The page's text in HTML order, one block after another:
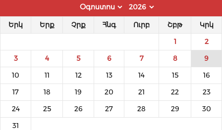
Երկ Երք Չրք Հնգ Ուրբ Շբթ Կրկ
1 2
3 4 5 6 7 8 9
10 11 12 13 14 15 16
17 18 19 20 21 22 23
24 25 26 27 28 29 30
31